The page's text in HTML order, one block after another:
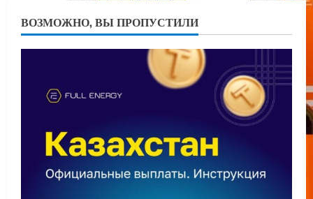
ВОЗМОЖНО, ВЫ ПРОПУСТИЛИ